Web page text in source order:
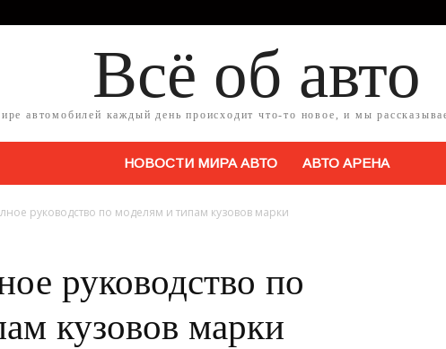
Всё об авто
автомобилей каждый день происходит что-то новое, и мы
НОВОСТИ МИРА АВТО АВТО АРЕНА
руководство по моделям и типам кузовов марки
руководство по
кузовов марки